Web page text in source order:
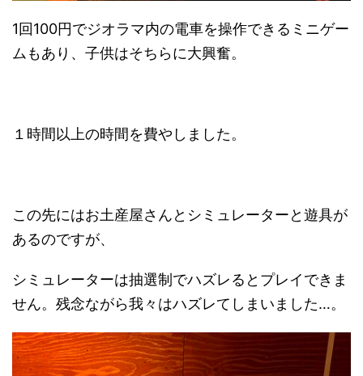
1回100円でジオラマ内の電車を操作できるミニゲー
ムもあり、子供はそちらに大興奮。
１時間以上の時間を費やしました。
この先にはお土産屋さんとシミュレーターと遊具が
あるのですが、
シミュレーターは抽選制でハズレるとプレイできま
せん。残念ながら我々はハズレてしまいました…。